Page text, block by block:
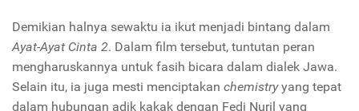
Demikian halnya sewaktu ia ikut menjadi bintang dalam
Ayat-Ayat Cinta 2. Dalam film tersebut, tuntutan peran
mengharuskannya untuk fasih bicara dalam dialek Jawa.
Selain itu, ia juga mesti menciptakan chemistryyang tepat
dalam hubungan adik kakak dengan Fedi Nuril yang